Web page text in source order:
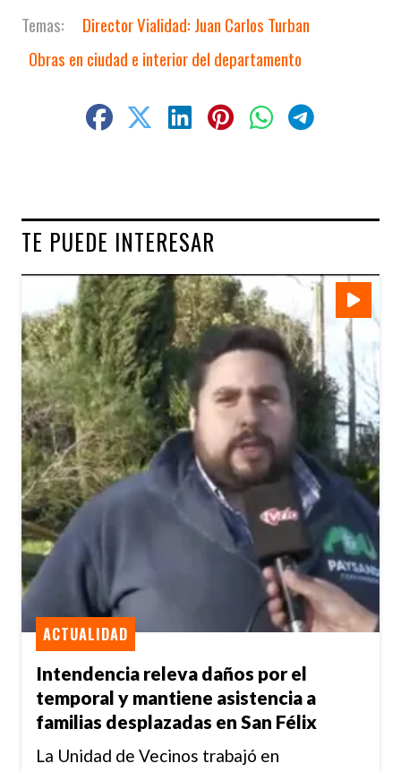
Director Vialidad: Juan Carlos Turban
Obras en ciudad e interior del departamento
TE PUEDE INTERESAR
Intendencia releva daños por el
temporal y mantiene asistencia a
familias desplazadas en San Félix
ACTUALIDAD
La Unidad de Vecinos trabajó en